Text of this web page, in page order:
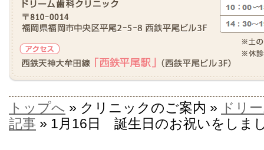
トップへ » クリニックのご案内 » ドリ
記事 » 1月16日 誕生日のお祝いをしま